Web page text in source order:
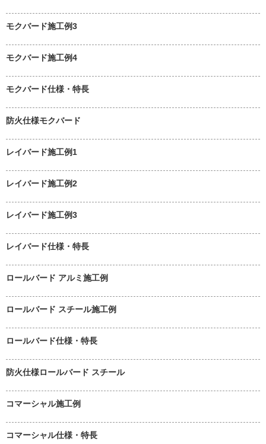
モクバード施工例3
モクバード施工例4
モクバード仕様・特長
防火仕様モクバード
レイバード施工例1
レイバード施工例2
レイバード施工例3
レイバード仕様・特長
ロールバード アルミ施工例
ロールバード スチール施工例
ロールバード仕様・特長
防火仕様ロールバード スチール
コマーシャル施工例
コマーシャル仕様・特長